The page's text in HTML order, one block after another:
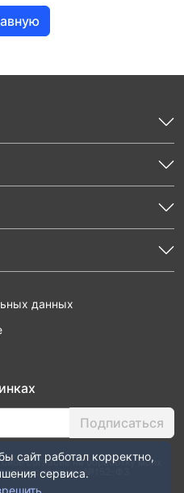
данных
Подписаться
согласие на обработку моих
с законом №152-ФЗ
сайт работал корректно,
сервиса.